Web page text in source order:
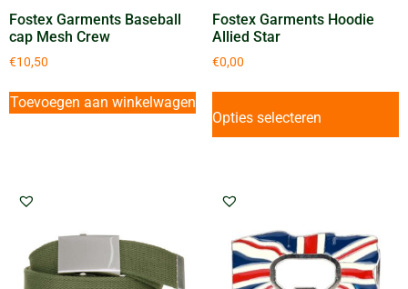
Fostex Garments Baseball
cap Mesh Crew
€10,50
Toevoegen aan winkelwagen
Fostex Garments Hoodie
Allied Star
€0,00
Opties selecteren